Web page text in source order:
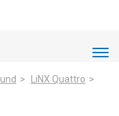
> LiNX Quattro >